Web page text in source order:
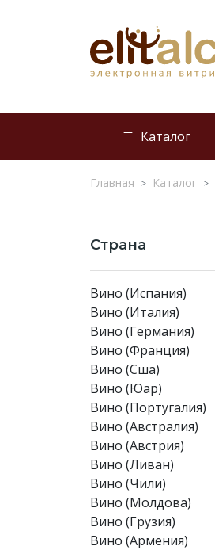
Каталог
Главная Каталог
Страна
Вино (Испания)
Вино (Италия)
Вино (Германия)
Вино (Франция)
Вино (Сша)
Вино (Юар)
Вино (Португалия)
Вино (Австралия)
Вино (Австрия)
Вино (Ливан)
Вино (Чили)
Вино (Молдова)
Вино (Грузия)
Вино (Армения)